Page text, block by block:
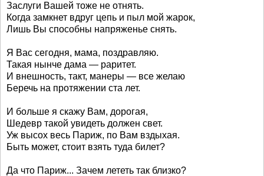
Заслуги Вашей тоже не отнять.
Когда замкнет вдруг цепь и пыл мой жарок,
Лишь Вы способны напряженье снять.
Я Вас сегодня, мама, поздравляю.
Такая нынче дама — раритет.
И внешность, такт, манеры — все желаю
Беречь на протяжении ста лет.
И больше я скажу Вам, дорогая,
Шедевр такой увидеть должен свет.
Уж высох весь Париж, по Вам вздыхая.
Быть может, стоит взять туда билет?
Да что Париж... Зачем лететь так близко?